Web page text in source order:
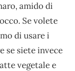
amido di
Se volete
di usare i
se siete invece
vegetale e